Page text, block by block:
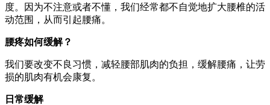
度。因为不注意或者不懂，我们经常都不自觉地扩大腰椎的活
动范围，从而引起腰痛。
腰疼如何缓解？
我们要改变不良习惯，减轻腰部肌肉的负担，缓解腰痛，让劳
损的肌肉有机会康复。
日常缓解